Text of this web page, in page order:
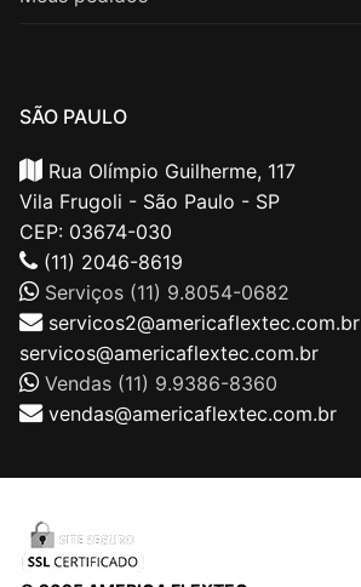
SÃO PAULO
Rua Olímpio Guilherme, 117
Vila Frugoli - São Paulo - SP
CEP: 03674-030
(11) 2046-8619
Serviços (11) 9.8054-0682
servicos2@americaflextec.com.br
servicos@americaflextec.com.br
Vendas (11) 9.9386-8360
vendas@americaflextec.com.br